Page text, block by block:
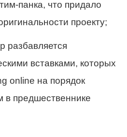
панка, что придало
проекту;
разбавляется
вставками, которых
online на порядок
в предшественнике